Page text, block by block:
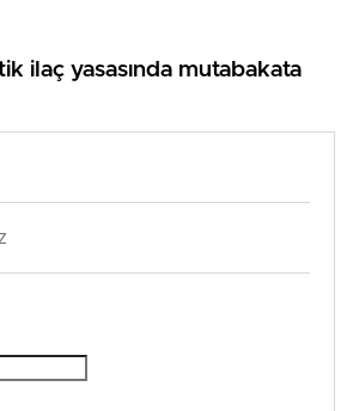
ilaç yasasında mutabakata